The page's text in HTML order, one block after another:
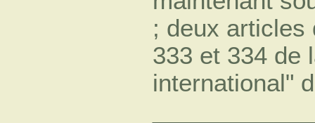
; deux articles
333 et 334 de
international"